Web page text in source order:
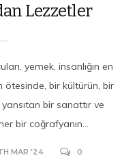
Lezzetler
yemek, insanlığın en
ötesinde, bir kültürün, bir
bir sanattır ve
bir coğrafyanın...
MAR '24 0